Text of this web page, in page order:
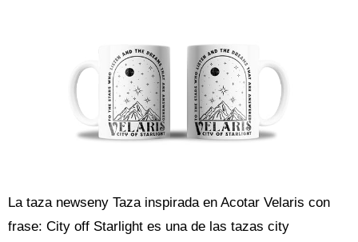
La taza newseny Taza inspirada en Acotar Velaris con
frase: City off Starlight es una de las tazas city